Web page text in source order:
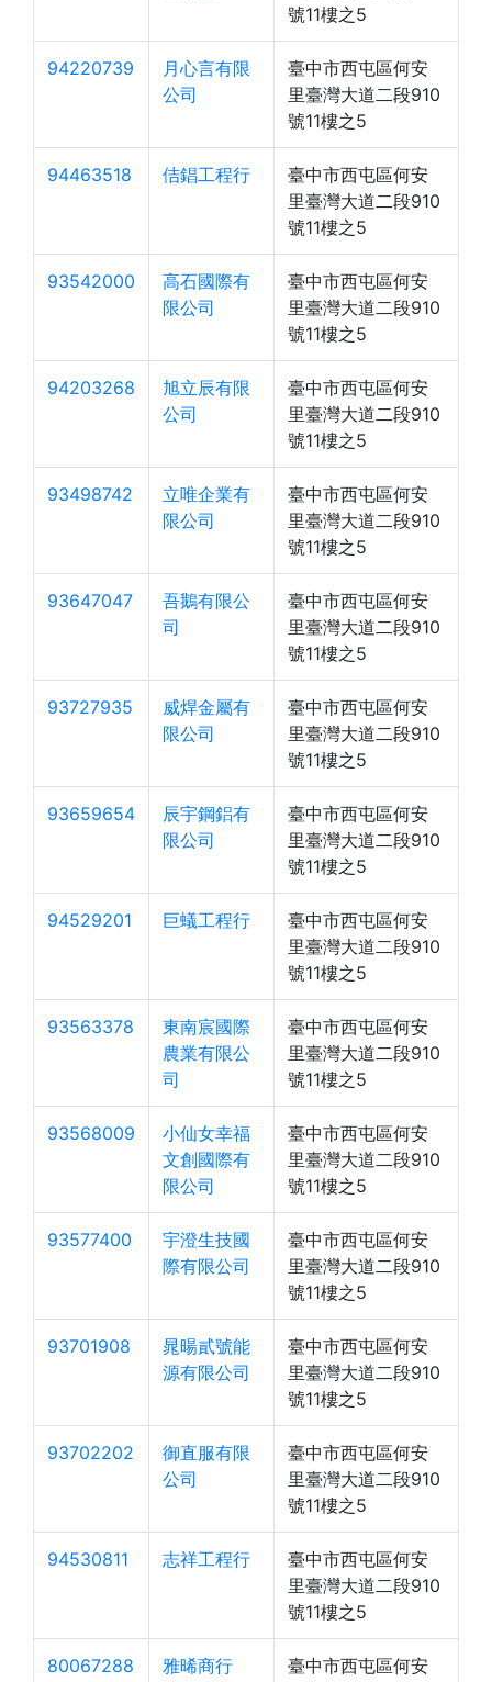
號11樓之5
94220739
月心言有限
公司
臺中市西屯區何安
里臺灣大道二段910
號11樓之5
94463518 佶錩工程行
臺中市西屯區何安
里臺灣大道二段910
號11樓之5
93542000
高石國際有
限公司
臺中市西屯區何安
里臺灣大道二段910
號11樓之5
94203268
旭立辰有限
公司
臺中市西屯區何安
里臺灣大道二段910
號11樓之5
93498742
立唯企業有
限公司
臺中市西屯區何安
里臺灣大道二段910
號11樓之5
93647047
吾鵝有限公
司
臺中市西屯區何安
里臺灣大道二段910
號11樓之5
93727935
威焊金屬有
限公司
臺中市西屯區何安
里臺灣大道二段910
號11樓之5
93659654
辰宇鋼鋁有
限公司
臺中市西屯區何安
里臺灣大道二段910
號11樓之5
94529201 巨蟻工程行
臺中市西屯區何安
里臺灣大道二段910
號11樓之5
93563378
東南宸國際
農業有限公
司
臺中市西屯區何安
里臺灣大道二段910
號11樓之5
93568009
小仙女幸福
文創國際有
限公司
臺中市西屯區何安
里臺灣大道二段910
號11樓之5
93577400
宇澄生技國
際有限公司
臺中市西屯區何安
里臺灣大道二段910
號11樓之5
93701908
晁暘貳號能
源有限公司
臺中市西屯區何安
里臺灣大道二段910
號11樓之5
93702202
御直服有限
公司
臺中市西屯區何安
里臺灣大道二段910
號11樓之5
94530811 志祥工程行
臺中市西屯區何安
里臺灣大道二段910
號11樓之5
80067288 雅晞商行
臺中市西屯區何安